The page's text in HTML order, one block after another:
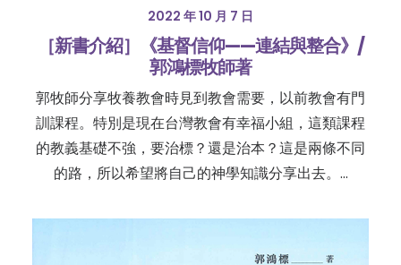
2022 年 10 月 7 日
［新書介紹］《基督信仰——連結與整合》/
郭鴻標牧師著
郭牧師分享牧養教會時見到教會需要，以前教會有門
訓課程。特別是現在台灣教會有幸福小組，這類課程
的教義基礎不強，要治標？還是治本？這是兩條不同
的路，所以希望將自己的神學知識分享出去。…